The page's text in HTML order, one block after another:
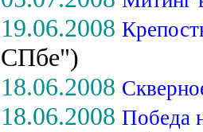
19.06.2008
СПбе")
18.06.2008
18.06.2008 Победа